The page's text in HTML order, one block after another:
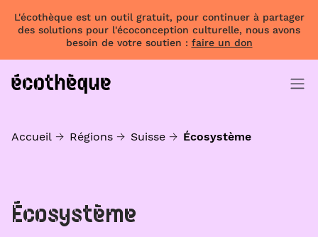
L'écothèque est un outil gratuit, pour continuer à partager
des solutions pour l'écoconception culturelle, nous avons
besoin de votre soutien : faire un don
Accueil Régions Suisse Écosystème
Écosystème